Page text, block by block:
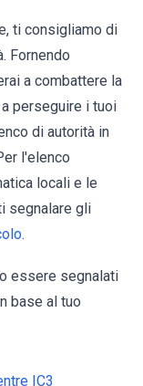
ti consigliamo di
Fornendo
a combattere la
perseguire i tuoi
di autorità in
l'elenco
locali e le
segnalare gli
.
essere segnalati
base al tuo
IC3